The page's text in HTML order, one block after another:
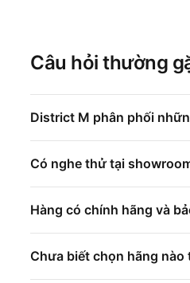
Câu hỏi thường
District M phân phối
Có nghe thử tại
Hàng có chính hãng và
Chưa biết chọn hãng nào